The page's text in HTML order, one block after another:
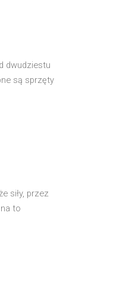
dwudziestu
są sprzęty
siły, przez
to